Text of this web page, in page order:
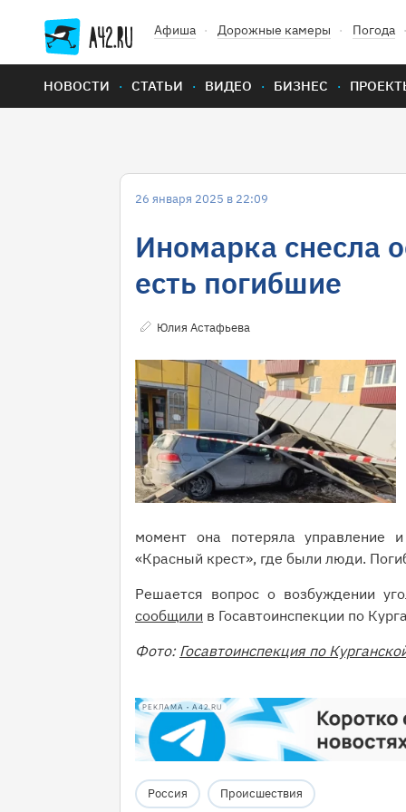
Афиша Дорожные камеры Погода
НОВОСТИ СТАТЬИ ВИДЕО БИЗНЕС
26 января 2025 в 22:09
Иномарка снесла
есть погибшие
Юлия Астафьева
момент она потеряла управление
«Красный крест», где были люди.
Решается вопрос о возбуждении
сообщили в Госавтоинспекции по
Фото: Госавтоинспекция по
РЕКЛАМА • A42.RU
Россия Происшествия